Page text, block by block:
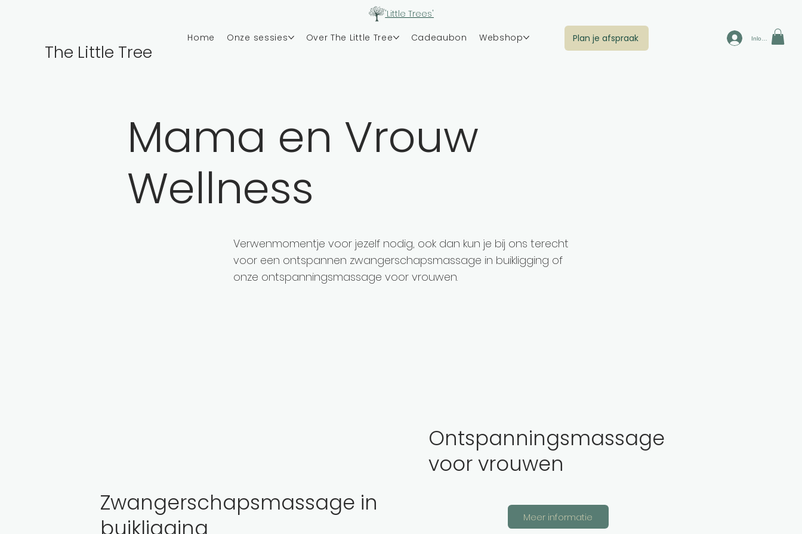
'Little Trees'
Home Onze sessies Over The Little Tree Cadeaubon Webshop Plan je afspraak Inloggen
The Little Tree
Mama en Vrouw
Wellness
Verwenmomentje voor jezelf nodig, ook dan kun je bij ons terecht
voor een ontspannen zwangerschapsmassage in buikligging of
onze ontspanningsmassage voor vrouwen.
Zwangerschapsmassage in
buikligging
Ontspanningsmassage
voor vrouwen
Meer informatie